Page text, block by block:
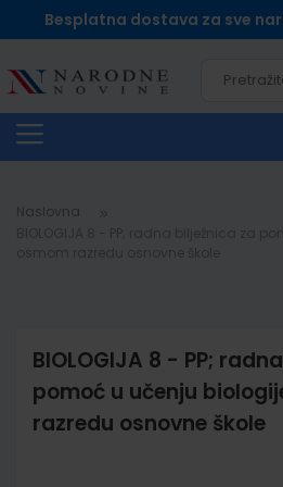
Besplatna dostava za sve
Naslovna
BIOLOGIJA 8 - PP;
pomoć u učenju
razredu osnovne škole